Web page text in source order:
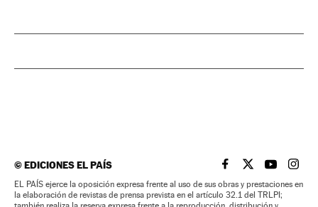
©EDICIONES EL PAÍS EL PAÍS BRASIL EN
EL PAÍSEL PAÍS
EL
EL PAÍS ejerce la oposición expresa frente al uso de sus obras y prestaciones en
la elaboración de revistas de prensa prevista en el artículo 32.1 del TRLPI;